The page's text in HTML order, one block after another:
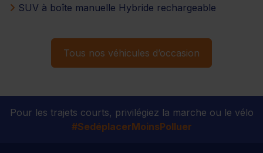
SUV à boîte manuelle Hybride rechargeable
Tous nos véhicules d’occasion
Pour les trajets courts, privilégiez la marche ou le vélo
#SedéplacerMoinsPolluer